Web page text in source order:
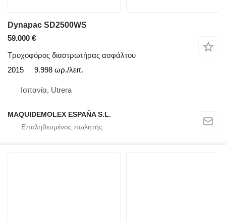
Dynapac SD2500WS
59.000 €
Τροχοφόρος διαστρωτήρας ασφάλτου
2015
9.998 ωρ./λειτ.
Ισπανία, Utrera
MAQUIDEMOLEX ESPAÑA S.L.